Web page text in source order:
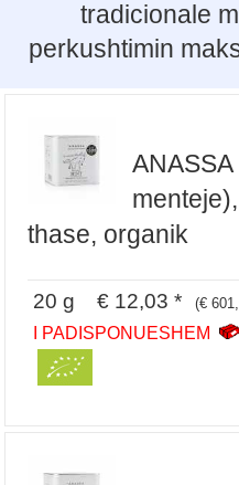
tradicionale
perkushtimin
thase, organik
20 g € 12,03 * (€
I PADISPONUESHEM